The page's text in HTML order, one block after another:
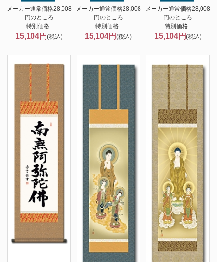
メーカー通常価格28,008
円のところ
特別価格
15,104円(税込)
メーカー通常価格28,008
円のところ
特別価格
15,104円(税込)
メーカー通常価格28,008
円のところ
特別価格
15,104円 (税込)